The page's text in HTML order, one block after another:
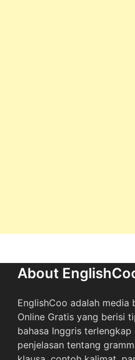
About
EnglishCoo adalah media
Online Gratis yang berisi
bahasa Inggris
penjelasan tentang